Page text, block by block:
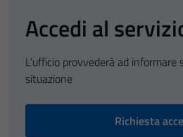
Accedi al
L'ufficio provvederà ad
situazione
Richiesta